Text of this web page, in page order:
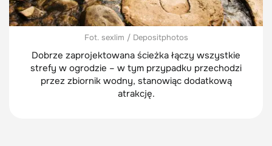
Fot. sexlim / Depositphotos
Dobrze zaprojektowana ścieżka łączy wszystkie
strefy w ogrodzie – w tym przypadku przechodzi
przez zbiornik wodny, stanowiąc dodatkową
atrakcję.